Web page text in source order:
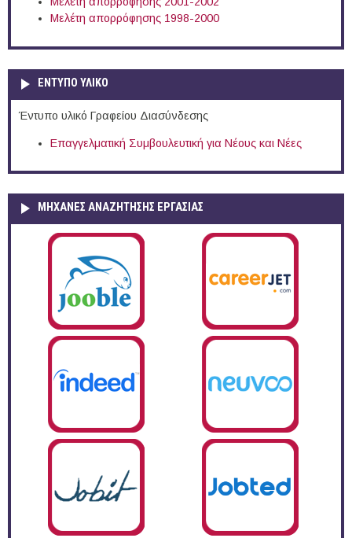
Μελέτη απορρόφησης 1998-2000
ΕΝΤΥΠΟ ΥΛΙΚΟ
Έντυπο υλικό Γραφείου Διασύνδεσης
Επαγγελματική Συμβουλευτική για Νέους και Νέες
ΜΗΧΑΝΕΣ ΑΝΑΖΗΤΗΣΗΣ ΕΡΓΑΣΙΑΣ